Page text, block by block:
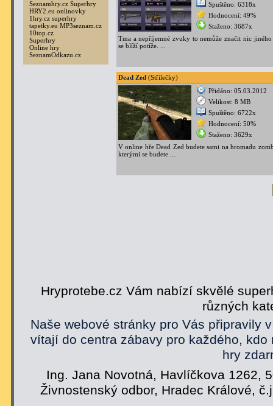
Seznamhry.cz Superhry
HRY2.eu onlinovky
1hry.cz superhry
tapetky.eu MP3seznam.cz
10top.cz
Superhry
Online hry
SeznamOdkazu.cz
Spuštěno: 6318x
Hodnocení: 49%
Staženo: 3687x
Tma a nepříjemné zvuky to nemůže značit nic jiného
se blíží potíže. ...
Dead Zed (Střílečky)
Přidáno: 05.03.2012
Velikost: 8 MB
Spuštěno: 6722x
Hodnocení: 50%
Staženo: 3629x
V online hře Dead Zed budete sami na hromadu
kterými se budete ...
Hryprotebe.cz Vám nabízí skvělé
různých
Naše webové stránky pro Vás připravily
vítají do centra zábavy pro každého,
hry
Ing. Jana Novotná, Havlíčkova 1262,
Živnostenský odbor, Hradec Králové,